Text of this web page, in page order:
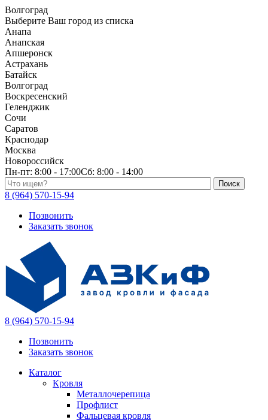
Волгоград
Выберите Ваш город из списка
Анапа
Анапская
Апшеронск
Астрахань
Батайск
Волгоград
Воскресенский
Геленджик
Сочи
Саратов
Краснодар
Москва
Новороссийск
Пн-пт: 8:00 - 17:00Сб: 8:00 - 14:00
Поиск по каталогу
8 (964) 570-15-94
Позвонить
Заказать звонок
8 (964) 570-15-94
Позвонить
Заказать звонок
Каталог
Кровля
Металлочерепица
Профлист
Фальцевая кровля